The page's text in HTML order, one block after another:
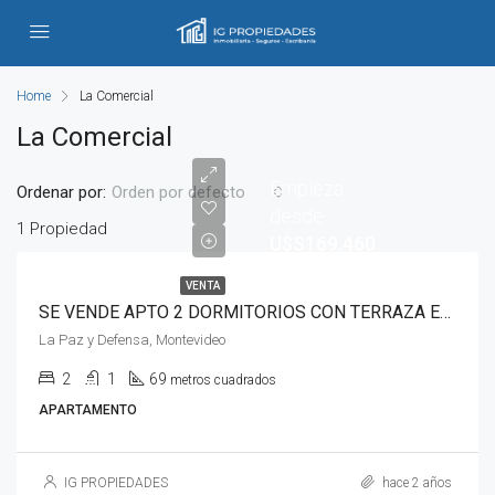
Home La Comercial
La Comercial
1 Propiedad
Ordenar por: Orden por defecto
VENTA
Empieza
SE VENDE APTO 2 DORMITORIOS CON TERRAZA EN LA COMERCIAL
La Paz y Defensa, Montevideo
2 1 69 metros cuadrados
APARTAMENTO
IG PROPIEDADES hace 2 años